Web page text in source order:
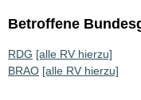
Betroffene
RDG [alle RV hierzu]
BRAO [alle RV hierzu]